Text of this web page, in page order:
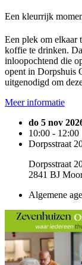
Een kleurrijk
Een plek om elkaar
koffie te drinken.
inloopochtend die
opent in Dorpshuis
uitgenodigd om
Meer informatie
do 5 nov
10:00 - 12:00
Dorpsstraat
Dorpsstraat
2841 BJ
Algemene